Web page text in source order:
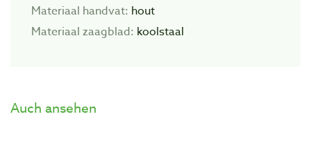
Materiaal handvat: hout
Materiaal zaagblad: koolstaal
Auch ansehen